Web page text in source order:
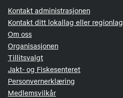
Kontakt administrasjonen
Kontakt ditt lokallag eller regionlag
Om oss
Organisasjonen
Tillitsvalgt
Jakt- og Fiskesenteret
Personvernerklæring
Medlemsvilkår